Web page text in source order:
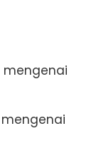
mengenai
mengenai